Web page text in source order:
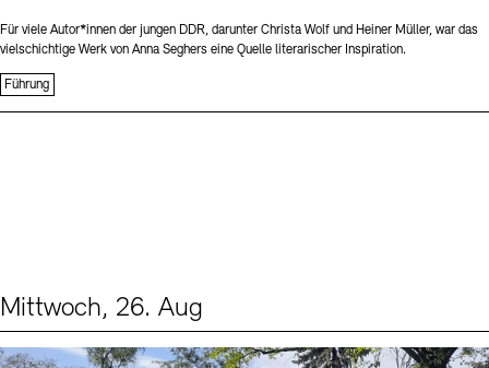
Für viele Autor*innen der jungen DDR, darunter Christa Wolf und Heiner Müller, war das
vielschichtige Werk von Anna Seghers eine Quelle literarischer Inspiration.
Führung
Mittwoch, 26. Aug